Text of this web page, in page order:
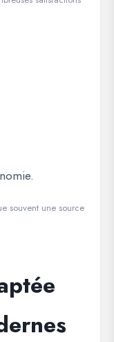
souvent une source